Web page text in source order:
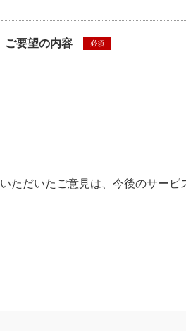
ご要望の内容 必須
いただいたご意見は、今後のサービ